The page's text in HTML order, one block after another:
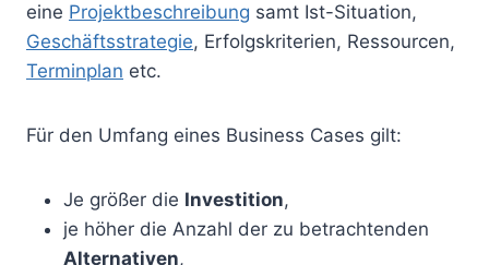
eine Projektbeschreibung samt Ist-Situation,
Geschäftsstrategie, Erfolgskriterien, Ressourcen,
Terminplan etc.
Für den Umfang eines Business Cases gilt:
Je größer die Investition,
je höher die Anzahl der zu betrachtenden
Alternativen,